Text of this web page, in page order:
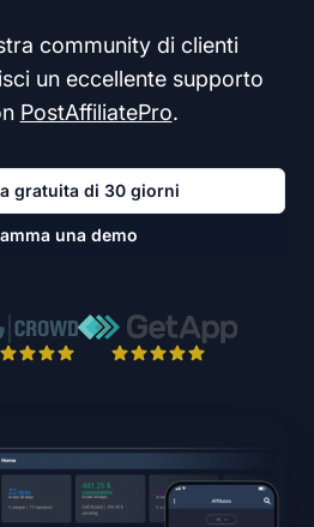
community di clienti
un eccellente supporto
PostAffiliatePro.
gratuita di 30 giorni
una demo